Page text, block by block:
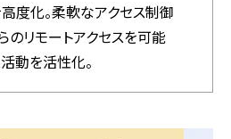
度化。柔軟なアクセス制御
のリモートアクセスを可能
動を活性化。